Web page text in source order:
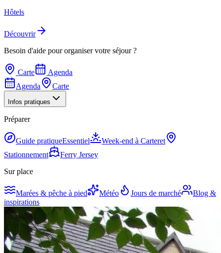
Hôtels
Découvrir
Besoin d'aide pour organiser votre séjour ?
Carte
Agenda
Agenda
Carte
Infos pratiques
Préparer
Guide pratiqueEssentiel
Week-end à Carteret
Stationnement
Ferry Jersey
Sur place
Marées & pêche à pied Météo Jours de marché
Blog &
inspirations